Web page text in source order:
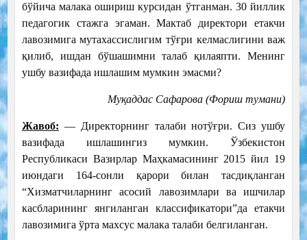
бўйича малака ошириш курсидан ўтганман. 30 йиллик
педагогик стажга эгаман. Мактаб директори етакчи
лавозимига мутахассислигим тўғри келмаслигини важ
қилиб, ишдан бўшашимни талаб қилаяпти. Менинг
ушбу вазифада ишлашим мумкин эмасми?
Муқаддас Сафарова (Фориш тумани)
Жавоб: — Директорнинг талаби нотўғри. Сиз ушбу
вазифада ишлашингиз мумкин. Ўзбекистон
Республикаси Вазирлар Маҳкамасининг 2015 йил 19
июндаги 164-сонли қарори билан тасдиқланган
“Хизматчиларнинг асосий лавозимлари ва ишчилар
касбларининг янгиланган классификатори”да етакчи
лавозимига ўрта махсус малака талаби белгиланган.